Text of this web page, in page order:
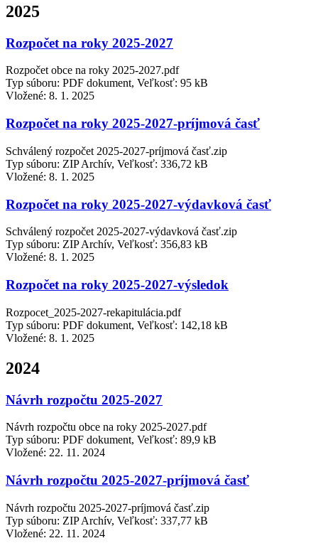
2025
Rozpočet na roky 2025-2027
Rozpočet obce na roky 2025-2027.pdf
Typ súboru: PDF dokument, Veľkosť: 95 kB
Vložené: 8. 1. 2025
Rozpočet na roky 2025-2027-príjmová časť
Schválený rozpočet 2025-2027-príjmová časť.zip
Typ súboru: ZIP Archív, Veľkosť: 336,72 kB
Vložené: 8. 1. 2025
Rozpočet na roky 2025-2027-výdavková časť
Schválený rozpočet 2025-2027-výdavková časť.zip
Typ súboru: ZIP Archív, Veľkosť: 356,83 kB
Vložené: 8. 1. 2025
Rozpočet na roky 2025-2027-výsledok
Rozpocet_2025-2027-rekapitulácia.pdf
Typ súboru: PDF dokument, Veľkosť: 142,18 kB
Vložené: 8. 1. 2025
2024
Návrh rozpočtu 2025-2027
Návrh rozpočtu obce na roky 2025-2027.pdf
Typ súboru: PDF dokument, Veľkosť: 89,9 kB
Vložené: 22. 11. 2024
Návrh rozpočtu 2025-2027-príjmová časť
Návrh rozpočtu 2025-2027-príjmová časť.zip
Typ súboru: ZIP Archív, Veľkosť: 337,77 kB
Vložené: 22. 11. 2024